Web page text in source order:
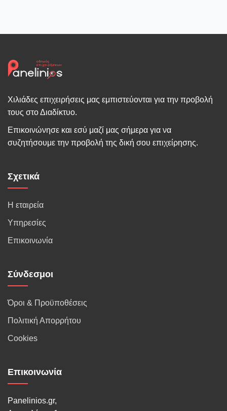
Χιλιάδες επιχειρήσεις μας εμπιστεύονται για την προβολή
τους στο Διαδίκτυο.
Επικοινώνησε και εσύ μαζί μας σήμερα για να
συζητήσουμε την προβολή της δική σου επιχείρησης.
Σχετικά
Η εταιρεία
Υπηρεσίες
Επικοινωνία
Σύνδεσμοι
Όροι & Προϋποθέσεις
Πολιτική Απορρήτου
Cookies
Επικοινωνία
Panelinios.gr,